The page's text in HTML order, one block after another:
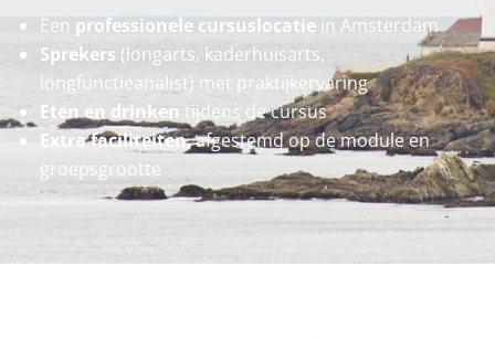
Een professionele cursuslocatie in Amsterdam
Sprekers (longarts, kaderhuisarts,
longfunctieanalist) met praktijkervaring
Eten en drinken tijdens de cursus
Extra faciliteiten, afgestemd op de module en
groepsgrootte